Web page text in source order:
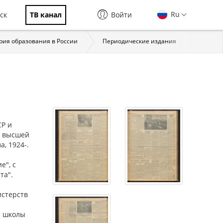
ТВ канал Ru
Войти
образования в России Периодические издания
и
высшей
1924-.
с
школы